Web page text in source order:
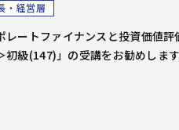
成
ズについて
・経営層
ートファイナンスと投資価値
級(147)」の受講をお勧めします